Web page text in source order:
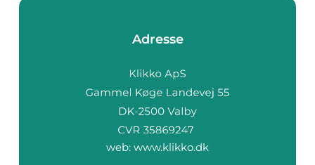
Adresse
web: www.klikko.dk